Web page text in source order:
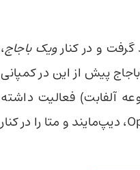
و در کنارویک باجاج،
پیش از این در کمپانی
آلفابت) فعالیت داشته
است. تیم 100 نفره‌ی پرومتئوس، ترکیبی از کارمندان سابق OpenAI، دیپ‌مایند و متا را در کنار